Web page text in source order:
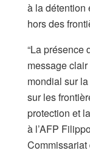
à la détention
hors des
“La présence
message
mondial sur
sur les
protection et
à l’AFP
Commissariat